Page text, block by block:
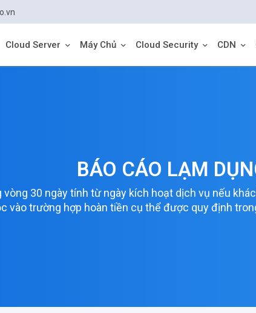
Cloud Server Máy Chủ Cloud Security CDN
BÁO CÁO LẠM
30 ngày tính từ ngày kích hoạt dịch vụ nếu
vào trường hợp hoàn tiền cụ thể được quy định